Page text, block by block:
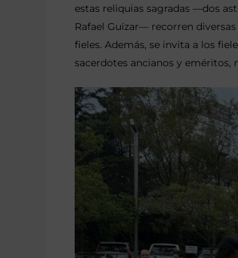
estas reliquias sagradas —dos
Rafael Guízar— recorren
fieles. Además, se invita a los
sacerdotes ancianos y eméritos,